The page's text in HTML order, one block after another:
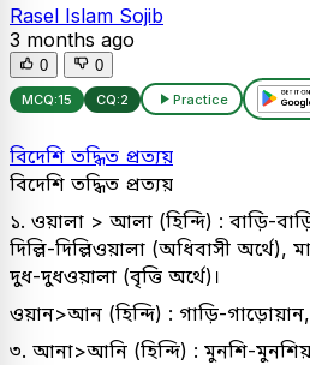
Rasel Islam Sojib
3 months ago
0 0
MCQ:15 CQ:2 Practice
বিদেশি তদ্ধিত প্রত্যয়
বিদেশি তদ্ধিত প্রত্যয়
১. ওয়ালা > আলা (হিন্দি) : বাড়ি-
দিল্লি-দিল্লিওয়ালা (অধিবাসী অর্থে),
দুধ-দুধওয়ালা (বৃত্তি অর্থে)।
ওয়ান>আন (হিন্দি) : গাড়ি-গাড়োয়ান,
৩. আনা>আনি (হিন্দি) : মুনশি-